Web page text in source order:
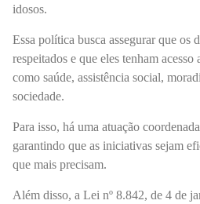
idosos.
Essa política busca assegurar que os
respeitados e que eles tenham
como saúde, assistência social,
sociedade.
Para isso, há uma atuação
garantindo que as iniciativas sejam
que mais precisam.
Além disso, a Lei nº 8.842, de 4 de